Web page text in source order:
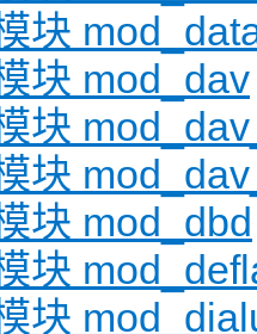
块
块 mod_dav
块
块
块 mod_dbd
块
块